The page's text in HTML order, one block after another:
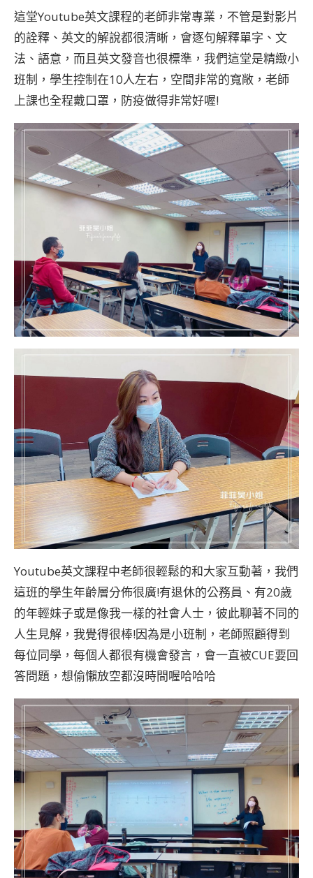
這堂Youtube英文課程的老師非常專業，不管是對影片
的詮釋、英文的解說都很清晰，會逐句解釋單字、文
法、語意，而且英文發音也很標準，我們這堂是精緻小
班制，學生控制在10人左右，空間非常的寬敞，老師
上課也全程戴口罩，防疫做得非常好喔!
Youtube英文課程中老師很輕鬆的和大家互動著，我們
這班的學生年齡層分佈很廣!有退休的公務員、有20歲
的年輕妹子或是像我一樣的社會人士，彼此聊著不同的
人生見解，我覺得很棒!因為是小班制，老師照顧得到
每位同學，每個人都很有機會發言，會一直被CUE要回
答問題，想偷懶放空都沒時間喔哈哈哈